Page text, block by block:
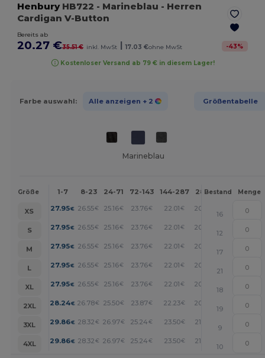
HenburyHB722 - Marineblau - Herren
Cardigan V-Button
Bereits ab
20.27 €35.51 € inkl. MwSt | 17.03 €ohne MwSt -43%
Kostenloser Versand ab 79 € in diesem Lager!
Farbe auswahl: Alle anzeigen + 2 Größentabelle
Marineblau
Größe 1-7 8-23 24-71 72-143 144-287 288 + Mehr
Bestand Menge
XS 27.95€ 26.55€ 25.16€ 23.76€ 22.01 € 20.27
16
S
27.95€ 26.55€ 25.16€ 23.76€ 22.01 € 20.27
12
M
27.95€ 26.55€ 25.16€ 23.76€ 22.01 € 20.27
17
L
27.95€ 26.55€ 25.16€ 23.76€ 22.01 € 20.27
21
XL
27.95€ 26.55€ 25.16€ 23.76€ 22.01 € 20.27
18
2XL
28.24€ 26.78€ 25.50€ 23.87€ 22.23€ 20.59
19
3XL
29.86€ 28.32€ 26.97€ 25.24 € 23.50€ 21.77
9
4XL
29.86€ 28.32€ 26.97€ 25.24 € 23.50€ 21.77
10